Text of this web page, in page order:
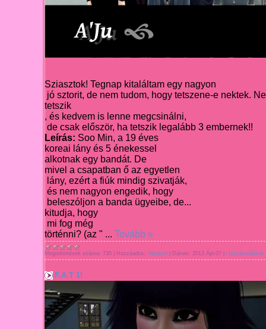
Sziasztok! Tegnap kitaláltam egy nagyon
jó sztorit, de nem tudom, hogy tetszene-e nektek.
tetszik
, és kedvem is lenne megcsinálni,
de csak először, ha tetszik legalább 3 embernek!!
Leírás: Soo Min, a 19 éves
koreai lány és 5 énekessel
alkotnak egy bandát. De
mivel a csapatban ő az egyetlen
lány, ezért a fiúk mindig szivatják,
és nem nagyon engedik, hogy
beleszóljon a banda ügyeibe, de...
kitudja, hogy
mi fog még
történni? (az " ... Tovább »
Megtekintések száma: 730 Hozzáadta:: Mirabell Dátum: 2013.Ápr.07 Hozzászólások
F.A.T 1!